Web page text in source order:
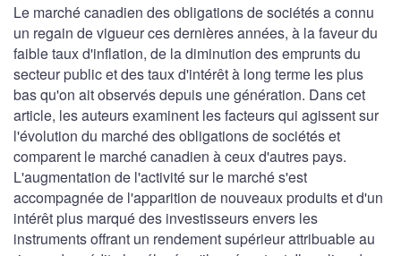
Le marché canadien des obligations de sociétés a connu
un regain de vigueur ces dernières années, à la faveur du
faible taux d'inflation, de la diminution des emprunts du
secteur public et des taux d'intérêt à long terme les plus
bas qu'on ait observés depuis une génération. Dans cet
article, les auteurs examinent les facteurs qui agissent sur
l'évolution du marché des obligations de sociétés et
comparent le marché canadien à ceux d'autres pays.
L'augmentation de l'activité sur le marché s'est
accompagnée de l'apparition de nouveaux produits et d'un
intérêt plus marqué des investisseurs envers les
instruments offrant un rendement supérieur attribuable au